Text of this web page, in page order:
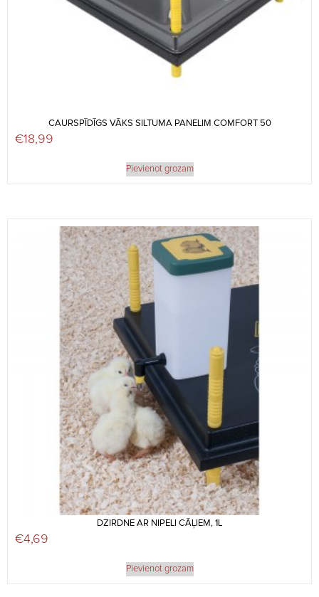
CAURSPĪDĪGS VĀKS SILTUMA PANELIM COMFORT 50
€18,99
Pievienot grozam
DZIRDNE AR NIPELI CĀĻIEM, 1L
€4,69
Pievienot grozam